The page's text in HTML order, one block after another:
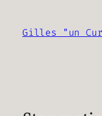
contenu
Gilles "un